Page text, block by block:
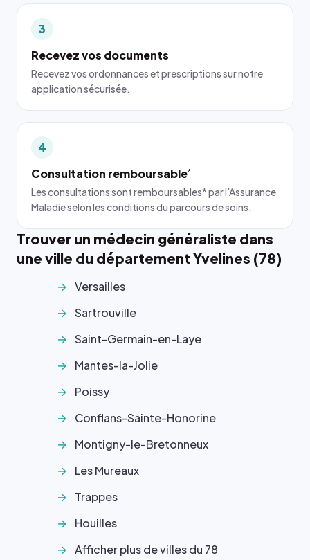
3
Recevez vos documents
Recevez vos ordonnances et prescriptions sur notre
application sécurisée.
4
Consultation remboursable*
Les consultations sont remboursables* par l'Assurance
Maladie selon les conditions du parcours de soins.
Trouver un médecin généraliste dans
une ville du département Yvelines (78)
Versailles
Sartrouville
Saint-Germain-en-Laye
Mantes-la-Jolie
Poissy
Conflans-Sainte-Honorine
Montigny-le-Bretonneux
Les Mureaux
Trappes
Houilles
Afficher plus de villes du 78